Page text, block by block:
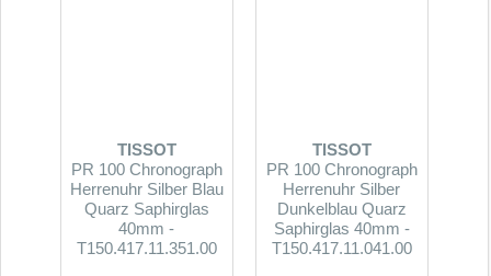
TISSOT
PR 100 Chronograph
Herrenuhr Silber Blau
Quarz Saphirglas
40mm -
T150.417.11.351.00
TISSOT
PR 100 Chronograph
Herrenuhr Silber
Dunkelblau Quarz
Saphirglas 40mm -
T150.417.11.041.00